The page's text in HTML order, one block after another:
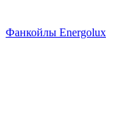
Фанкойлы Energolux